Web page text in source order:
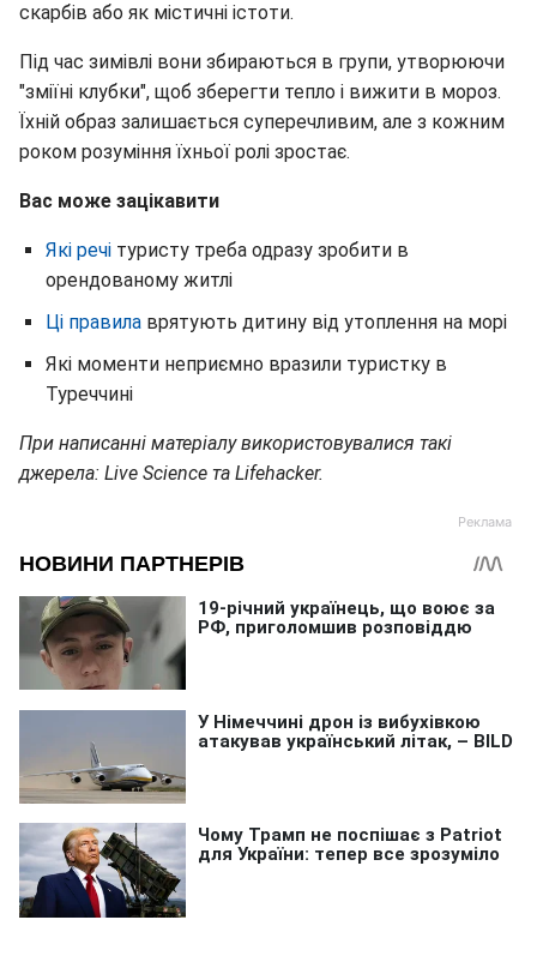
скарбів або як містичні істоти.
Під час зимівлі вони збираються в групи, утворюючи
"зміїні клубки", щоб зберегти тепло і вижити в мороз.
Їхній образ залишається суперечливим, але з кожним
роком розуміння їхньої ролі зростає.
Вас може зацікавити
Які речі туристу треба одразу зробити в
орендованому житлі
Ці правила врятують дитину від утоплення на морі
Які моменти неприємно вразили туристку в
Туреччині
При написанні матеріалу використовувалися такі
джерела: Live Science та Lifehacker.